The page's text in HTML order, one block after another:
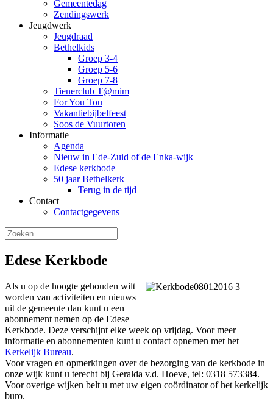
Gemeentedag
Zendingswerk
Jeugdwerk
Jeugdraad
Bethelkids
Groep 3-4
Groep 5-6
Groep 7-8
Tienerclub T@mim
For You Tou
Vakantiebijbelfeest
Soos de Vuurtoren
Informatie
Agenda
Nieuw in Ede-Zuid of de Enka-wijk
Edese kerkbode
50 jaar Bethelkerk
Terug in de tijd
Contact
Contactgegevens
Edese Kerkbode
Als u op de hoogte gehouden wilt
worden van activiteiten en nieuws
uit de gemeente dan kunt u een
abonnement nemen op de Edese
Kerkbode. Deze verschijnt elke week op vrijdag. Voor meer
informatie en abonnementen kunt u contact opnemen met het
Kerkelijk Bureau.
Voor vragen en opmerkingen over de bezorging van de kerkbode in
onze wijk kunt u terecht bij Geralda v.d. Hoeve, tel: 0318 573384.
Voor overige wijken belt u met uw eigen coördinator of het kerkelijk
buro.